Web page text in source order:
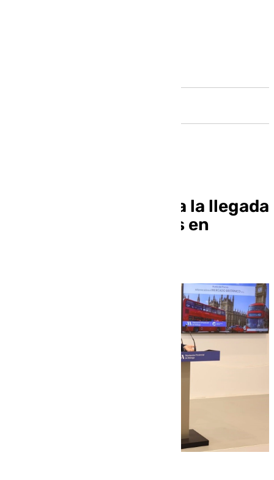
La Costa del Sol lidera la llegada
de turistas británicos en